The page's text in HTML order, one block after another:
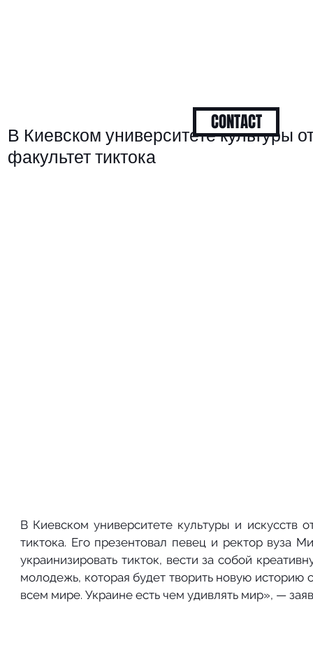
В Киевском университете культуры
факультет тиктока
В Киевском университете культуры и искусств
тиктока. Его презентовал певец и ректор вуза
украинизировать тикток, вести за собой
молодежь, которая будет творить новую историю
всем мире. Украине есть чем удивлять мир», —
CONTACT